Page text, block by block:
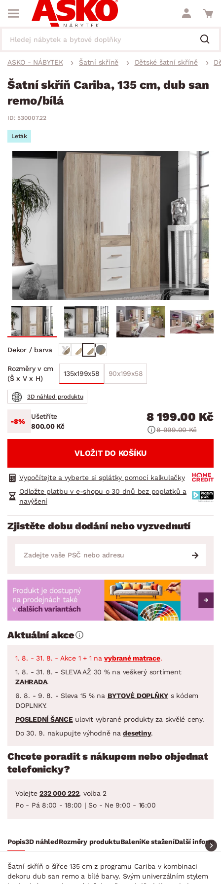
ASKO - NÁBYTEK Šatní skříně Dětské šatní skříně
Šatní skříň Cariba, 135 cm, dub san
remo/bílá
ID: 530007.22
Leták
Dekor / barva
Rozměry v cm
(Š x V x H)
135x199x58 90x199x58
3D náhled produktu
-8%
Ušetříte
800.00 Kč
8 199.00 Kč
8 999.00 Kč
VLOŽIT DO KOŠÍKU
Vypočítejte a vyberte si splátky pomocí kalkulačky
Odložte platbu v e-shopu o 30 dnů bez poplatků a
navýšení
Zjistěte dobu dodání nebo vyzvednutí
Aktuální akce
1. 8. - 31. 8. - Akce 1 + 1 navybrané matrace.
1. 8. - 31. 8. - SLEVA AŽ 30 % na veškerý sortiment
ZAHRADA.
6. 8. - 9. 8. - Sleva 15 % na BYTOVÉ DOPLŇKY s kódem
DOPLNKY.
POSLEDNÍ ŠANCEulovit vybrané produkty za skvělé ceny.
Do 30. 9. nakupujte výhodně nadesetiny.
Chcete poradit s nákupem nebo objednat
telefonicky?
Volejte 232 000 222, volba 2
Po - Pá 8:00 - 18:00 | So - Ne 9:00 - 16:00
Popis3D náhledRozměry produktuBaleníKe staženíDalší
Šatní skříň o šířce 135 cm z programu Cariba v kombinaci
dekoru dub san remo a bílé barvy. Svým univerzálním stylem